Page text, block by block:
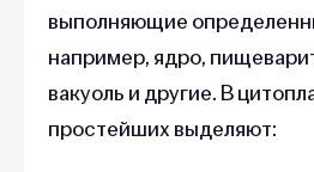
выполняющие
например, ядро,
вакуоль и другие. В
простейших выделяют: